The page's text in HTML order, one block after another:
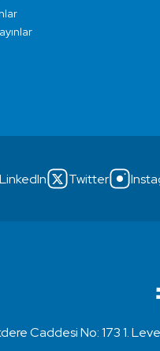
LinkedIn Twitter
Caddesi No: 173 1.